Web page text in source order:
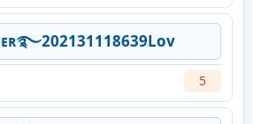
5